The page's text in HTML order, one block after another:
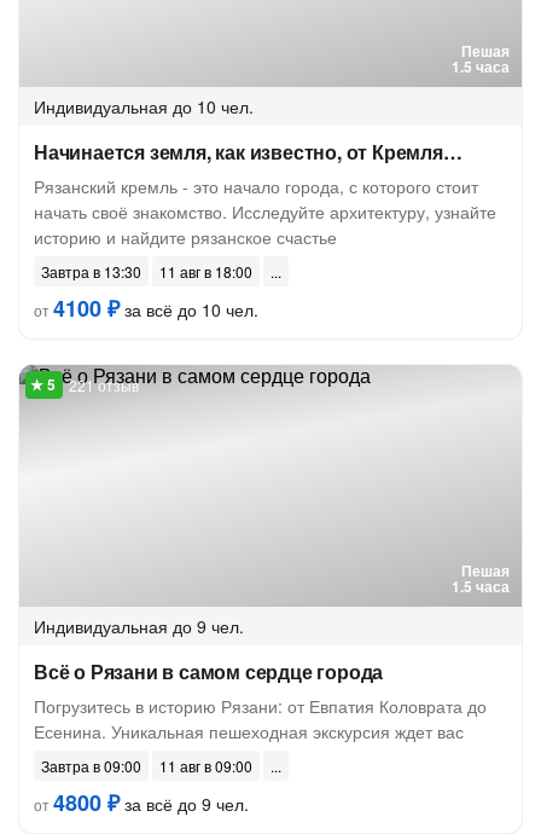
Пешая
1.5 часа
Индивидуальная до 10 чел.
Начинается земля, как известно, от Кремля…
Рязанский кремль - это начало города, с которого стоит
начать своё знакомство. Исследуйте архитектуру, узнайте
историю и найдите рязанское счастье
Завтра в 13:30
11 авг в 18:00
от4100 ₽за всё до 10 чел.
Пешая
1.5 часа
221 отзыв
Индивидуальная до 9 чел.
Всё о Рязани в самом сердце города
Погрузитесь в историю Рязани: от Евпатия Коловрата до
Есенина. Уникальная пешеходная экскурсия ждет вас
Завтра в 09:00
11 авг в 09:00
от4800 ₽за всё до 9 чел.